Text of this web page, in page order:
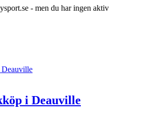
- men du har ingen aktiv
i Deauville